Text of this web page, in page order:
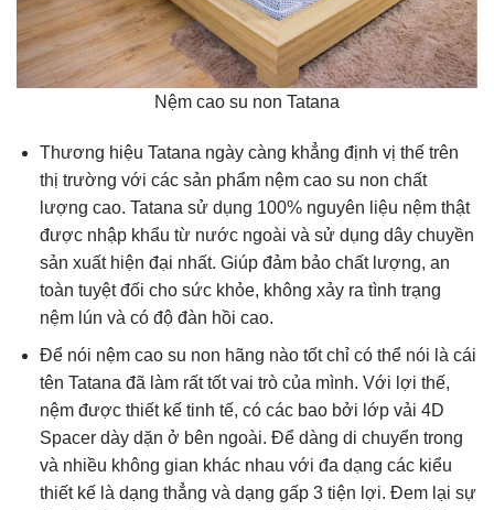
Nệm cao su non Tatana
Thương hiệu Tatana ngày càng khẳng định vị thế trên
thị trường với các sản phẩm nệm cao su non chất
lượng cao. Tatana sử dụng 100% nguyên liệu nệm thật
được nhập khẩu từ nước ngoài và sử dụng dây chuyền
sản xuất hiện đại nhất. Giúp đảm bảo chất lượng, an
toàn tuyệt đối cho sức khỏe, không xảy ra tình trạng
nệm lún và có độ đàn hồi cao.
Để nói nệm cao su non hãng nào tốt chỉ có thể nói là cái
tên Tatana đã làm rất tốt vai trò của mình. Với lợi thế,
nệm được thiết kế tinh tế, có các bao bởi lớp vải 4D
Spacer dày dặn ở bên ngoài. Để dàng di chuyển trong
và nhiều không gian khác nhau với đa dạng các kiểu
thiết kế là dạng thẳng và dạng gấp 3 tiện lợi. Đem lại sự